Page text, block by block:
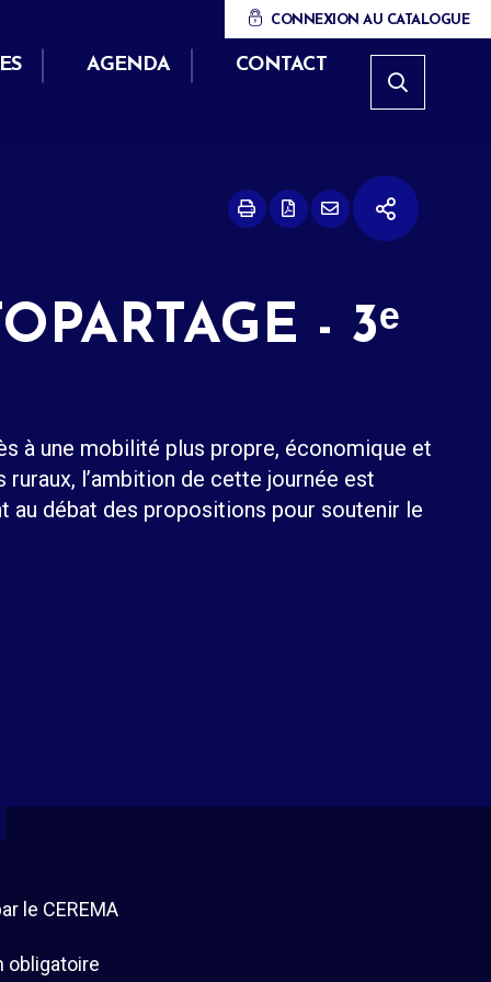
CONNEXION AU CATALOGUE
AGENDA CONTACT
- 3ᵉ
à une mobilité plus propre, économique et
l’ambition de cette journée est
au débat des propositions pour soutenir le
le CEREMA
obligatoire